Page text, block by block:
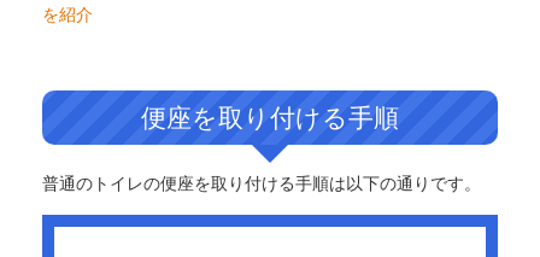
を紹介
便座を取り付ける手順
普通のトイレの便座を取り付ける手順は以下の通りです。